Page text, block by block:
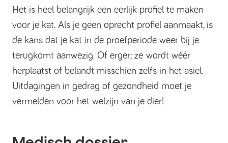
Het is heel belangrijk een eerlijk profiel te maken
voor je kat. Als je geen oprecht profiel aanmaakt, is
de kans dat je kat in de proefperiode weer bij je
terugkomt aanwezig. Of erger; ze wordt wéér
herplaatst of belandt misschien zelfs in het asiel.
Uitdagingen in gedrag of gezondheid moet je
vermelden voor het welzijn van je dier!